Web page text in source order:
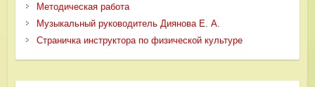
Методическая работа
Музыкальный руководитель Диянова Е. А.
Страничка инструктора по физической культуре